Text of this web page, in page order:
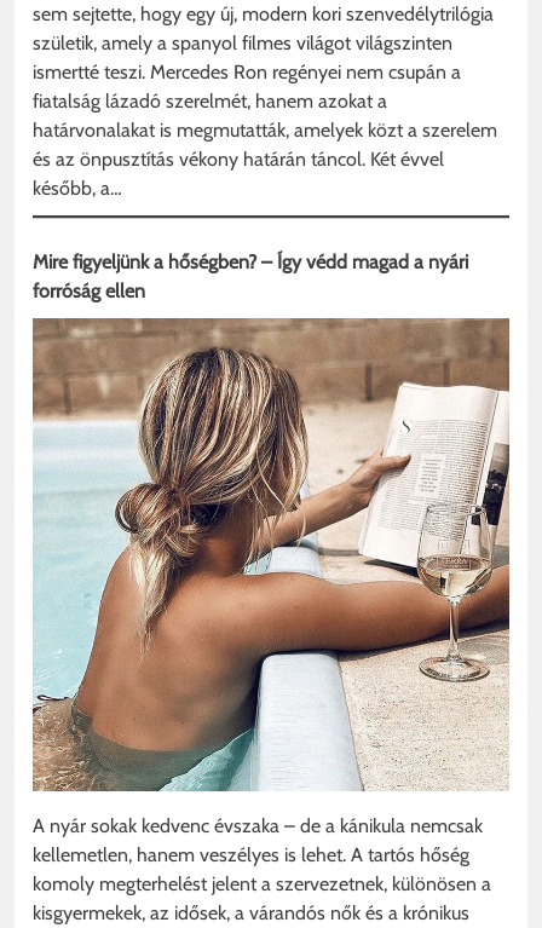
sem sejtette, hogy egy új, modern kori szenvedélytrilógia
születik, amely a spanyol filmes világot világszinten
ismertté teszi. Mercedes Ron regényei nem csupán a
fiatalság lázadó szerelmét, hanem azokat a
határvonalakat is megmutatták, amelyek közt a szerelem
és az önpusztítás vékony határán táncol. Két évvel
később, a…
Mire figyeljünk a hőségben? – Így védd magad a nyári
forróság ellen
A nyár sokak kedvenc évszaka – de a kánikula nemcsak
kellemetlen, hanem veszélyes is lehet. A tartós hőség
komoly megterhelést jelent a szervezetnek, különösen a
kisgyermekek, az idősek, a várandós nők és a krónikus